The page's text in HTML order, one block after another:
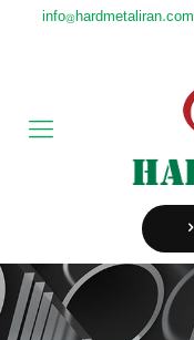
info@hardmetaliran.com